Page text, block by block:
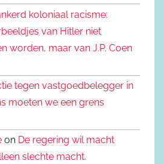
koloniaal racisme:
van Hitler niet
worden, maar van J.P. Coen
tegen vastgoedbelegger in
moeten we een grens
on De regering wil macht
slechte macht.